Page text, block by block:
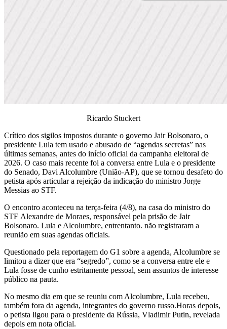
Ricardo Stuckert
Crítico dos sigilos impostos durante o governo Jair Bolsonaro, o
presidente Lula tem usado e abusado de “agendas secretas” nas
últimas semanas, antes do início oficial da campanha eleitoral de
2026. O caso mais recente foi a conversa entre Lula e o presidente
do Senado, Davi Alcolumbre (União-AP), que se tornou desafeto do
petista após articular a rejeição da indicação do ministro Jorge
Messias ao STF.
O encontro aconteceu na terça-feira (4/8), na casa do ministro do
STF Alexandre de Moraes, responsável pela prisão de Jair
Bolsonaro. Lula e Alcolumbre, entrentanto. não registraram a
reunião em suas agendas oficiais.
Questionado pela reportagem do G1 sobre a agenda, Alcolumbre se
limitou a dizer que era “segredo”, como se a conversa entre ele e
Lula fosse de cunho estritamente pessoal, sem assuntos de interesse
público na pauta.
No mesmo dia em que se reuniu com Alcolumbre, Lula recebeu,
também fora da agenda, integrantes do governo russo.Horas depois,
o petista ligou para o presidente da Rússia, Vladimir Putin, revelada
depois em nota oficial.